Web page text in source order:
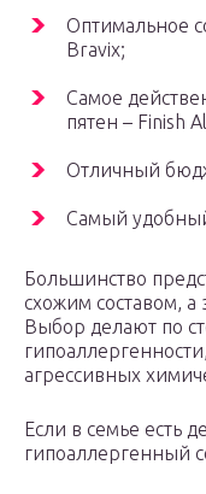
Оптимальное
Bravix;
Самое
пятен – Finish
Отличный
Самый
Большинство
схожим составом,
Выбор делают по
агрессивных
Если в семье есть
гипоаллергенный